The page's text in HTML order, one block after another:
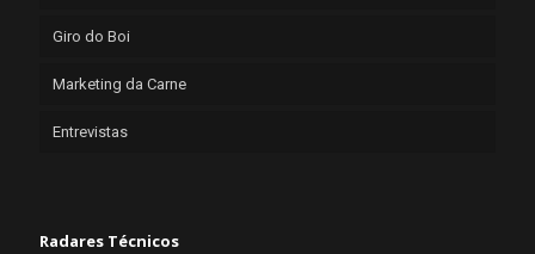
Giro do Boi
Marketing da Carne
Entrevistas
Radares Técnicos